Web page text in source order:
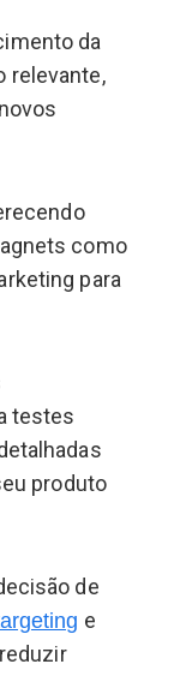
da
relevante,
como
para
testes
produto
de
e